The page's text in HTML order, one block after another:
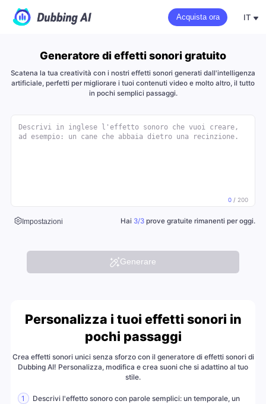
Acquista ora IT
Generatore di effetti sonori gratuito
Scatena la tua creatività con i nostri effetti sonori generati dall'intelligenza
artificiale, perfetti per migliorare i tuoi contenuti video e molto altro, il tutto
in pochi semplici passaggi.
0 / 200
Impostazioni Hai 3/3 prove gratuite rimanenti per oggi.
Generare
Personalizza i tuoi effetti sonori in
pochi passaggi
Crea effetti sonori unici senza sforzo con il generatore di effetti sonori di
Dubbing AI! Personalizza, modifica e crea suoni che si adattino al tuo
stile.
1
Descrivi l'effetto sonoro con parole semplici: un temporale, un